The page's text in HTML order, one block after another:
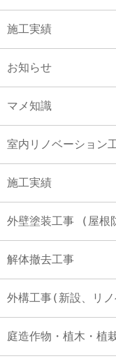
施工実績
お知らせ
マメ知識
室内リノベーション
施工実績
外壁塗装工事 (屋根
解体撤去工事
外構工事(新設、リ
庭造作物・植木・植